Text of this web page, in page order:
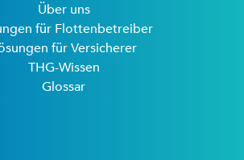
Über uns
für Flottenbetreiber
für Versicherer
THG-Wissen
Glossar